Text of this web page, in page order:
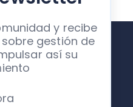
y recibe
gestión de
así su